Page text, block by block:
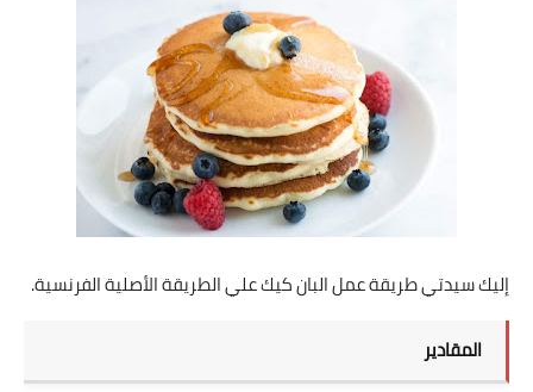
وصفات فيديو
الجمال والريجيم
الريجيم والرشاقة
العناية بالبشرة
حلا الأعياد
إليك سيدتي طريقة عمل البان كيك علي الطريقة الأصلية الفرنسية.
المقادير